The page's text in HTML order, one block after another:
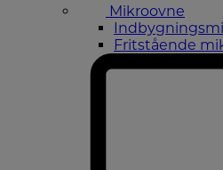
Mikroovne
Fritstående